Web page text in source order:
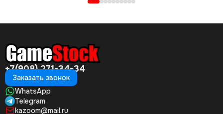
+7(908) 271-34-34
Заказать звонок
WhatsApp
Telegram
kazoom@mail.ru